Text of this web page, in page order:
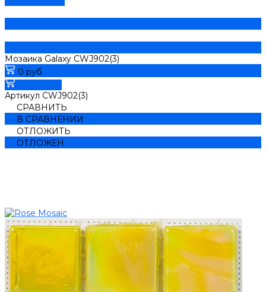
Мозаика Galaxy CWJ902(3)
0 руб
Артикул CWJ902(3)
СРАВНИТЬ
В СРАВНЕНИИ
ОТЛОЖИТЬ
ОТЛОЖЕН